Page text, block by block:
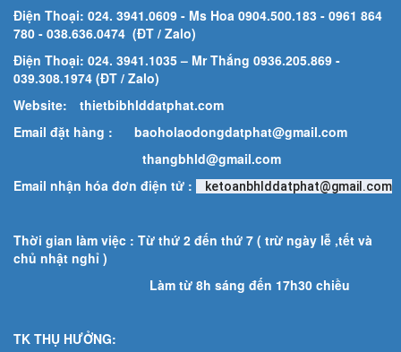
Điện Thoại: 024. 3941.0609 - Ms Hoa 0904.500.183 - 0961 864
780 - 038.636.0474 (ĐT / Zalo)
Điện Thoại: 024. 3941.1035 – Mr Thắng 0936.205.869 -
039.308.1974 (ĐT / Zalo)
Website:
thietbibhlddatphat.com
Email đặt hàng : baoholaodongdatphat@gmail.com
thangbhld@gmail.com
Email nhận hóa đơn điện tử :
ketoanbhlddatphat@gmail.com
Thời gian làm việc : Từ thứ 2 đến thứ 7 ( trừ ngày lễ ,tết và
chủ nhật nghỉ )
Làm từ 8h sáng đến 17h30 chiều
TK THỤ HƯỞNG: